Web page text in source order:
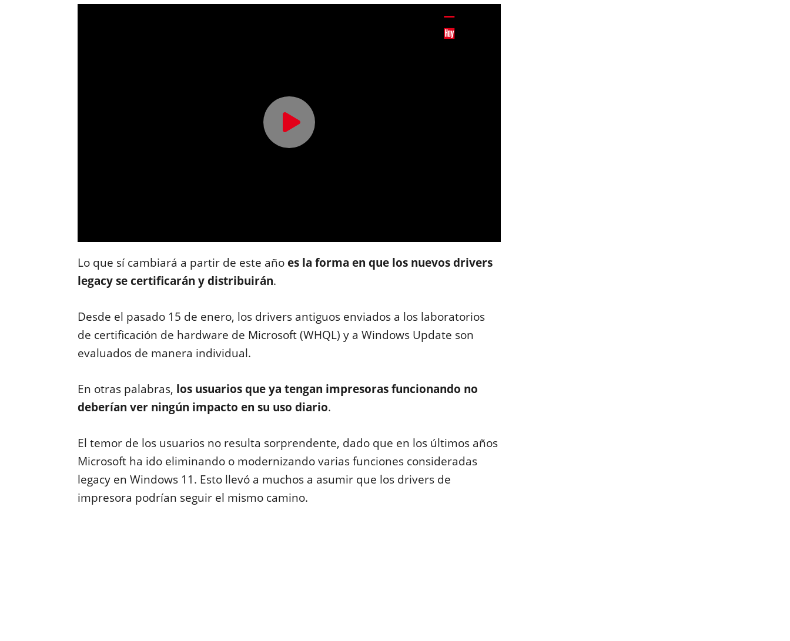
Lo que sí cambiará a partir de este añoes la forma en que los nuevos drivers
legacy se certificarán y distribuirán.
Desde el pasado 15 de enero, los drivers antiguos enviados a los laboratorios
de certificación de hardware de Microsoft (WHQL) y a Windows Update son
evaluados de manera individual.
En otras palabras, los usuarios que ya tengan impresoras funcionando no
deberían ver ningún impacto en su uso diario.
El temor de los usuarios no resulta sorprendente, dado que en los últimos años
Microsoft ha ido eliminando o modernizando varias funciones consideradas
legacy en Windows 11. Esto llevó a muchos a asumir que los drivers de
impresora podrían seguir el mismo camino.